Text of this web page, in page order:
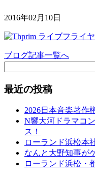
2016年02月10日
ブログ記事一覧へ
最近の投稿
2026日本音楽著作
N響大河ドラマコ
ス！
ローランド浜松本
なんと大野知事が
ローランド浜松・